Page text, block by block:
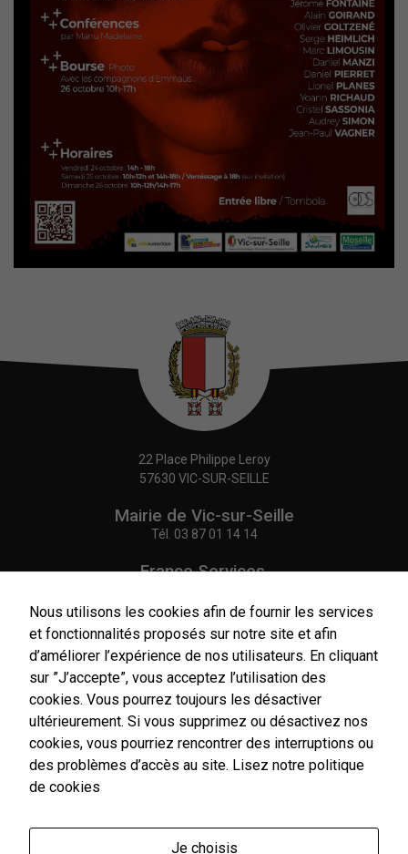
22 Place Philippe Leroy
57630 VIC-SUR-SEILLE
Mairie de Vic-sur-Seille
Tél. 03 87 01 14 14
France Services,
Tél.03 87 86 41 48
NOUS CONTACTER
Horaires
d'ouverture
Nous utilisons les cookies afin de fournir les services
et fonctionnalités proposés sur notre site et afin
d’améliorer l’expérience de nos utilisateurs. En cliquant
sur ”J’accepte”, vous acceptez l’utilisation des
cookies. Vous pourrez toujours les désactiver
ultérieurement. Si vous supprimez ou désactivez nos
cookies, vous pourriez rencontrer des interruptions ou
des problèmes d’accès au site. Lisez notre politique
de cookies
Je choisis
fonctionnement
de notre site
internet.
Afin de vous
proposer des
d'établir des
statistiques,
des cookies.
Google
l'établissement
de nos
statistiques.
Experience
d'améliorer